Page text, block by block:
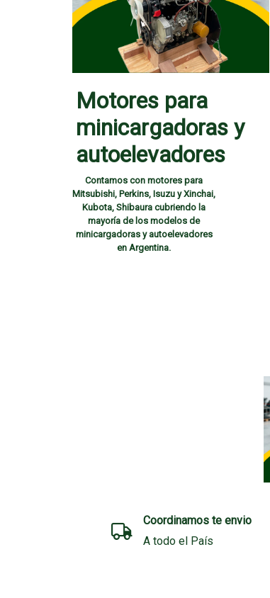
Motores para
minicargadoras y
autoelevadores
Contamos con motores para
Mitsubishi, Perkins, Isuzu y Xinchai,
Kubota, Shibaura cubriendo la
mayoría de los modelos de
minicargadoras y autoelevadores
en Argentina.
Nuevo párrafoCoordinamos te envio
A todo el País